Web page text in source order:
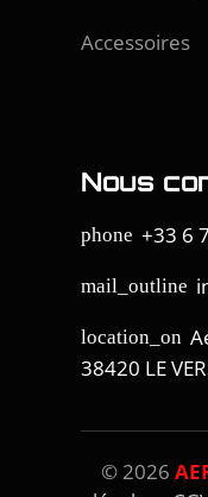
Accessoires
Nous
phone +33 6
mail_outline
location_on
38420 LE
© 2026